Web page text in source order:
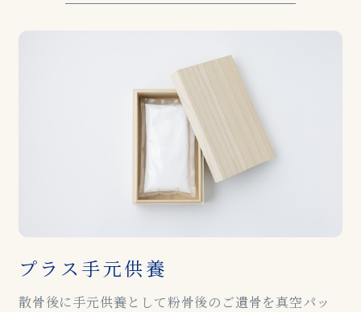
プラス手元供養
散骨後に手元供養として粉骨後のご遺骨を真空パッ